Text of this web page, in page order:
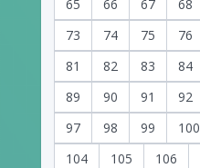
65
66 67 68
73
74 75 76
81
82 83 84
89
90 91 92
97
98 99 100
104
105 106